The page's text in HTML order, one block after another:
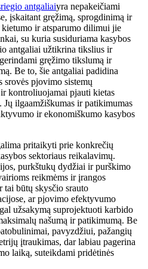
antgaliaiyra nepakeičiami
įskaitant gręžimą, sprogdinimą ir
ir atsparumo dilimui jie
su kuria susiduriama kasybos
antgaliai užtikrina tikslius ir
gręžimo tikslumą ir
Be to, šie antgaliai padidina
srovės pjovimo sistemų
kontroliuojamai pjauti kietas
ilgaamžiškumas ir patikimumas
ir ekonomiškumo kasybos
pritaikyti prie konkrečių
sektoriaus reikalavimų.
purkštukų dydžiai ir purškimo
reikmėms ir įrangos
tai būtų skysčio srauto
ar pjovimo efektyvumo
užsakymą suprojektuoti karbido
našumą ir patikimumą. Be
pavyzdžiui, pažangių
įtraukimas, dar labiau pagerina
laiką, suteikdami pridėtinės